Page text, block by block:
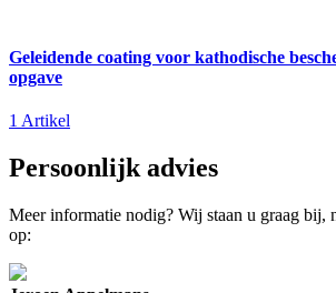
Geleidende coating voor kathodische
opgave
1 Artikel
Persoonlijk advies
Meer informatie nodig? Wij staan u graag bij,
op: